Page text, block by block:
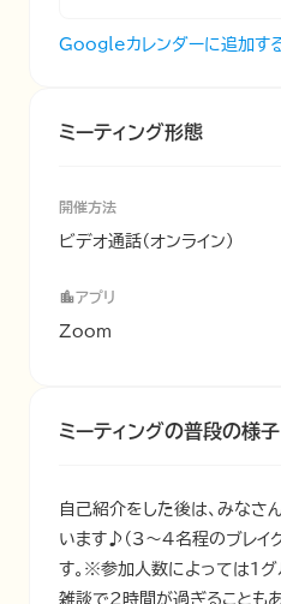
Googleカレンダーに追加す
ミーティング形態
開催方法
ビデオ通話（オンライン）
アプリ
Zoom
ミーティングの普段の様子
自己紹介をした後は、みなさ
います♪（3〜4名程のブレイ
す。※参加人数によっては1グ
雑談で2時間が過ぎることも